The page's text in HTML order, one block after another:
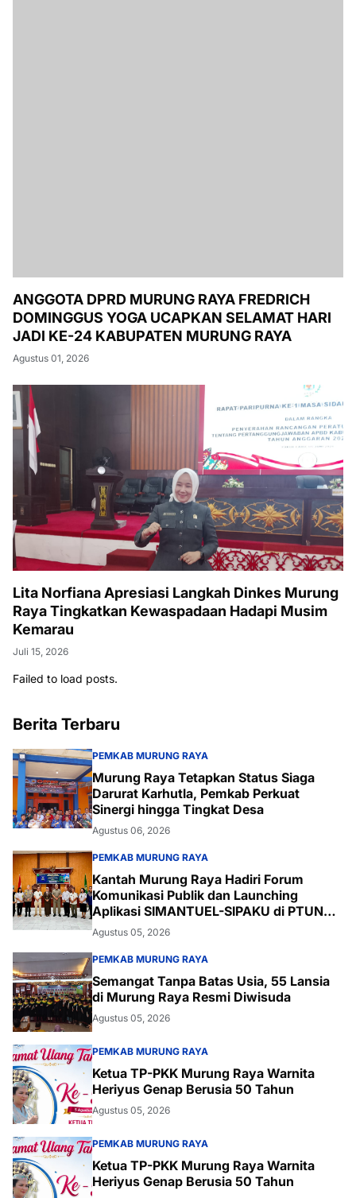
ANGGOTA DPRD MURUNG RAYA FREDRICH
DOMINGGUS YOGA UCAPKAN SELAMAT HARI
JADI KE-24 KABUPATEN MURUNG RAYA
Agustus 01, 2026
Lita Norfiana Apresiasi Langkah Dinkes Murung
Raya Tingkatkan Kewaspadaan Hadapi Musim
Kemarau
Juli 15, 2026
Failed to load posts.
Berita Terbaru
PEMKAB MURUNG RAYA
Murung Raya Tetapkan Status Siaga
Darurat Karhutla, Pemkab Perkuat
Sinergi hingga Tingkat Desa
Agustus 06, 2026
PEMKAB MURUNG RAYA
Kantah Murung Raya Hadiri Forum
Komunikasi Publik dan Launching
Aplikasi SIMANTUEL-SIPAKU di PTUN
Palangka Raya
Agustus 05, 2026
PEMKAB MURUNG RAYA
Semangat Tanpa Batas Usia, 55 Lansia
di Murung Raya Resmi Diwisuda
Agustus 05, 2026
PEMKAB MURUNG RAYA
Ketua TP-PKK Murung Raya Warnita
Heriyus Genap Berusia 50 Tahun
Agustus 05, 2026
PEMKAB MURUNG RAYA
Ketua TP-PKK Murung Raya Warnita
Heriyus Genap Berusia 50 Tahun